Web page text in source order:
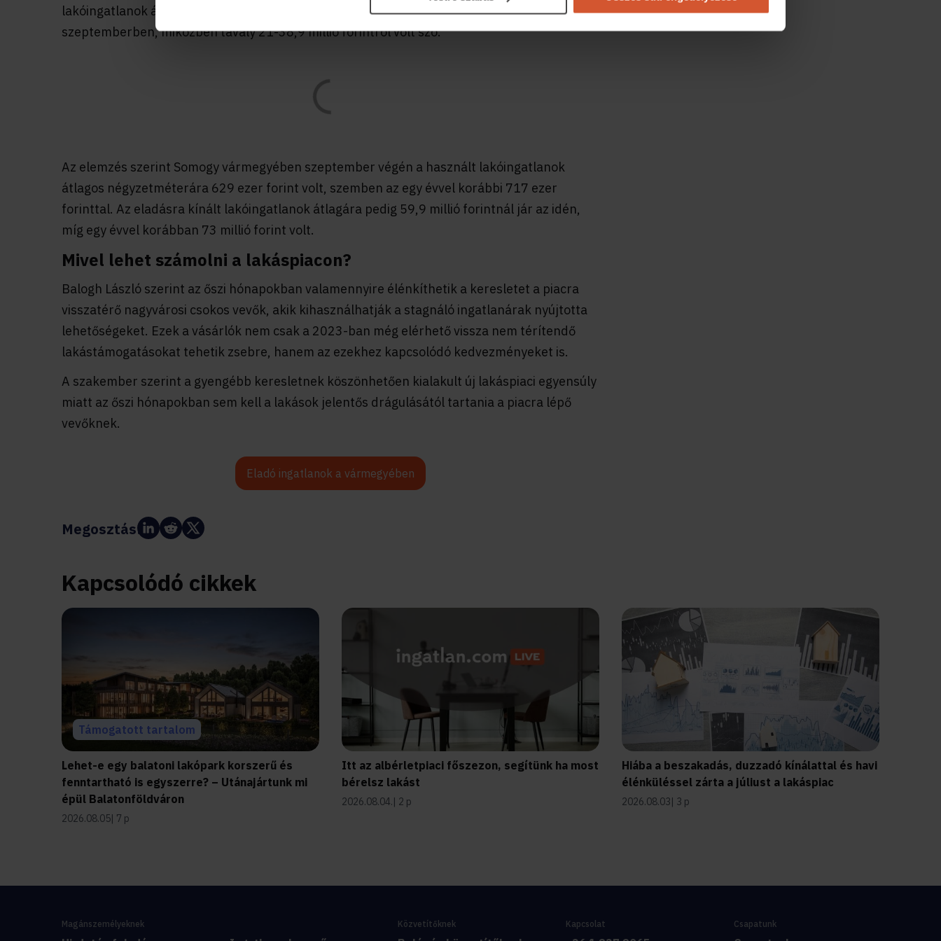
lakóingatlanok átlagára ezekben a városokban 21,5-35 millió forintot tett ki most
szeptemberben, miközben tavaly 21-38,9 millió forintról volt szó.
Az elemzés szerint Somogy vármegyében szeptember végén a használt lakóingatlanok
átlagos négyzetméterára 629 ezer forint volt, szemben az egy évvel korábbi 717 ezer
forinttal. Az eladásra kínált lakóingatlanok átlagára pedig 59,9 millió forintnál jár az idén,
míg egy évvel korábban 73 millió forint volt.
Mivel lehet számolni a lakáspiacon?
Balogh László szerint az őszi hónapokban valamennyire élénkíthetik a keresletet a piacra
visszatérő nagyvárosi csokos vevők, akik kihasználhatják a stagnáló ingatlanárak nyújtotta
lehetőségeket. Ezek a vásárlók nem csak a 2023-ban még elérhető vissza nem térítendő
lakástámogatásokat tehetik zsebre, hanem az ezekhez kapcsolódó kedvezményeket is.
A szakember szerint a gyengébb keresletnek köszönhetően kialakult új lakáspiaci egyensúly
miatt az őszi hónapokban sem kell a lakások jelentős drágulásától tartania a piacra lépő
vevőknek.
Eladó ingatlanok a vármegyében
Megosztás:
Kapcsolódó cikkek
Támogatott tartalom
Lehet-e egy balatoni lakópark korszerű és
fenntartható is egyszerre? – Utánajártunk mi
épül Balatonföldváron
2026.08.05 7 p
Itt az albérletpiaci főszezon, segítünk ha most
bérelsz lakást
2026.08.04. 2 p
Hiába a beszakadás, duzzadó kínálattal és havi
élénküléssel zárta a júliust a lakáspiac
2026.08.03 3 p
Magánszemélyeknek Közvetítőknek Kapcsolat Csapatunk